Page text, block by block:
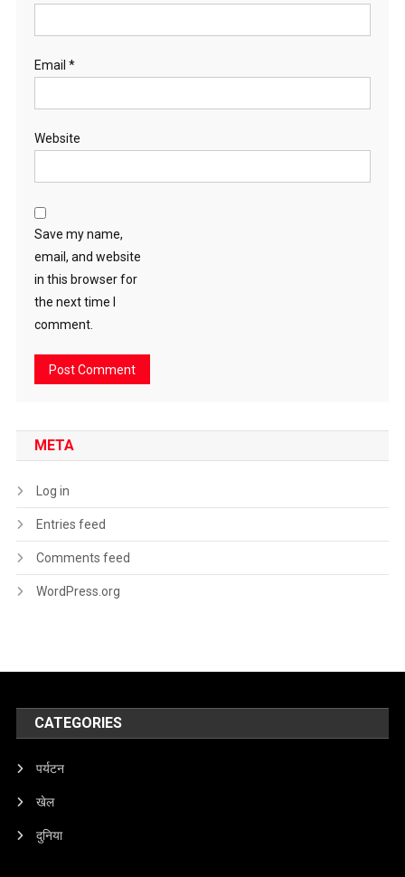
Email *
Website
Save my name,
email, and website
in this browser for
the next time I
comment.
META
Log in
Entries feed
Comments feed
WordPress.org
CATEGORIES
पर्यटन
खेल
दुनिया